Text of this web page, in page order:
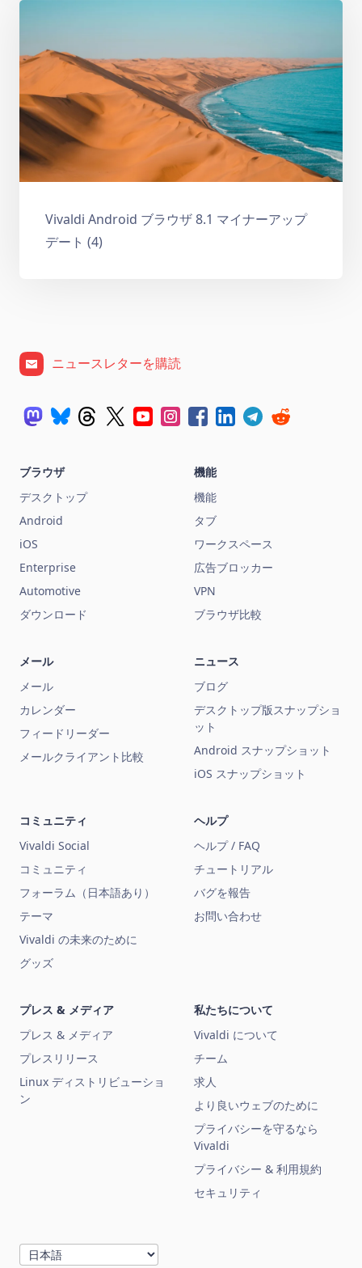
Vivaldi Android ブラウザ 8.1 マイナーアップ
デート (4)
ニュースレターを購読
ブラウザ
デスクトップ
Android
iOS
Enterprise
Automotive
ダウンロード
機能
機能
タブ
ワークスペース
広告ブロッカー
VPN
ブラウザ比較
メール
メール
カレンダー
フィードリーダー
メールクライアント比較
ニュース
ブログ
デスクトップ版スナップショ
ット
Android スナップショット
iOS スナップショット
コミュニティ
Vivaldi Social
コミュニティ
フォーラム（日本語あり）
テーマ
Vivaldi の未来のために
グッズ
ヘルプ
ヘルプ / FAQ
チュートリアル
バグを報告
お問い合わせ
プレス & メディア
プレス & メディア
プレスリリース
Linux ディストリビューショ
ン
私たちについて
Vivaldi について
チーム
求人
より良いウェブのために
プライバシーを守るなら
Vivaldi
プライバシー & 利用規約
セキュリティ